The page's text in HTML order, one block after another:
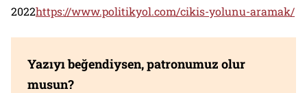
2022https://www.politikyol.com/cikis-yolunu-aramak/
Yazıyı beğendiysen, patronumuz olur
musun?